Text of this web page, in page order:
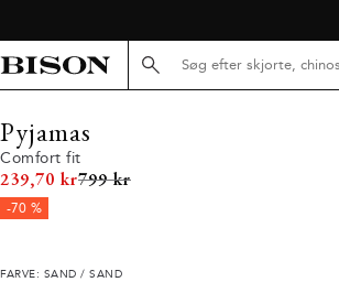
Søg her...
Pyjamas
Comfort fit
239,70 krI alt (uden rabat)
799 kr
-70 %
FARVE: SAND / SAND